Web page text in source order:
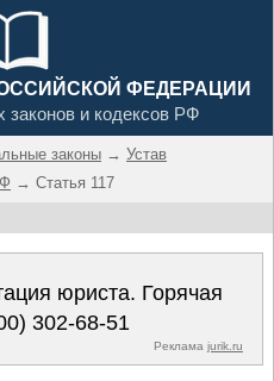
ФЕДЕРАЦИИ
и кодексов РФ
законы → Устав
→ Статья 117
юриста. Горячая
302-68-51
Реклама jurik.ru